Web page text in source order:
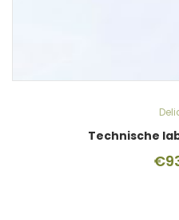
Technische
€